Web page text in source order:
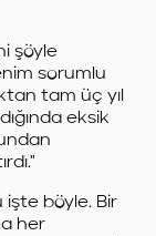
şöyle
sorumlu
tam üç yıl
eksik
böyle. Bir
her